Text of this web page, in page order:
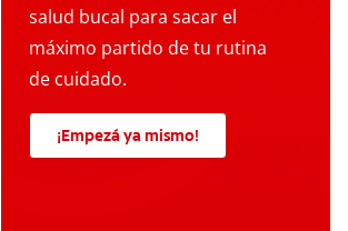
salud bucal para sacar el
máximo partido de tu rutina
de cuidado.
¡Empezá ya mismo!